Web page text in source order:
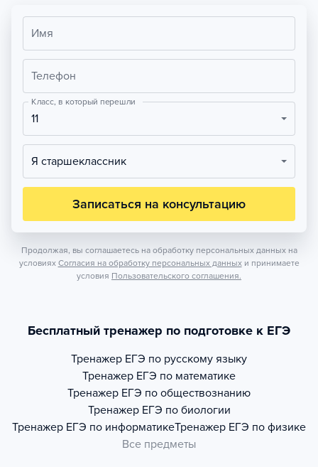
Имя
Телефон
Класс, в который перешли
11
Я старшеклассник
Записаться на консультацию
Продолжая, вы соглашаетесь на обработку персональных данных на
условиях Согласия на обработку персональных данных и принимаете
условия Пользовательского соглашения.
Бесплатный тренажер по подготовке к ЕГЭ
Тренажер ЕГЭ по русскому языку
Тренажер ЕГЭ по математике
Тренажер ЕГЭ по обществознанию
Тренажер ЕГЭ по биологии
Тренажер ЕГЭ по информатикеТренажер ЕГЭ по физике
Все предметы